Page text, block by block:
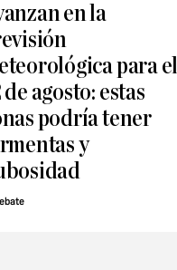
en la
para el
de agosto: estas
podría tener
y